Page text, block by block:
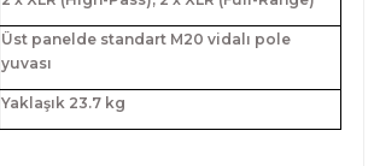
Üst panelde standart M20 vidalı pole
yuvası
Yaklaşık 23.7 kg